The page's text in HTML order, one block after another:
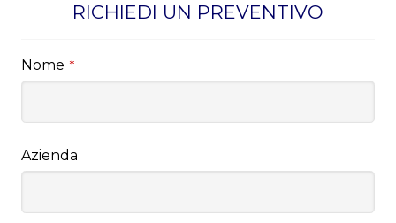
RICHIEDI UN PREVENTIVO
Nome *
Azienda